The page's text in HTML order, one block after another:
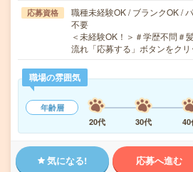
応募資格
職種未経験OK / ブランクOK /
不要
＜未経験OK！＞＃学歴不問＃
流れ「応募する」ボタンをク
職場の雰囲気
年齢層
20代
30代 40
気になる! 応募へ進む